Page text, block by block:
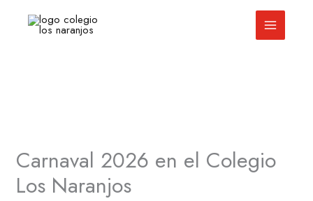
Carnaval 2026 en el Colegio
Los Naranjos